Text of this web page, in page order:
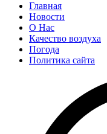
Главная
Новости
О Нас
Качество воздуха
Погода
Политика сайта